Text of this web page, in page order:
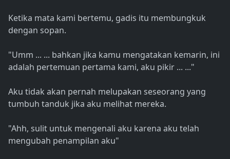
Ketika mata kami bertemu, gadis itu membungkuk
dengan sopan.
"Umm ... ... bahkan jika kamu mengatakan kemarin, ini
adalah pertemuan pertama kami, aku pikir ... ..."
Aku tidak akan pernah melupakan seseorang yang
tumbuh tanduk jika aku melihat mereka.
"Ahh, sulit untuk mengenali aku karena aku telah
mengubah penampilan aku"